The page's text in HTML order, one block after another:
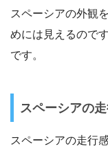
スペーシアの外観
めには見えるので
です。
スペーシアの
スペーシアの走行